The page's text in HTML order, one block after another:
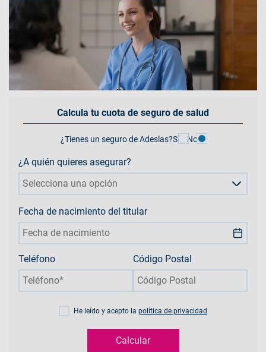
Calcula tu cuota de seguro de salud
¿Tienes un seguro de Adeslas?Sí No
¿A quién quieres asegurar?
Selecciona una opción
Fecha de nacimiento del titular
Teléfono Código Postal
He leído y acepto la política de privacidad
Calcular